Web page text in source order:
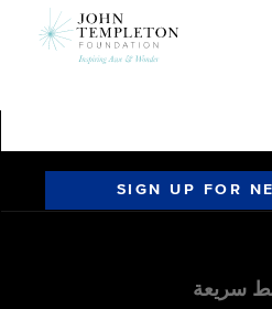
SIGN UP FOR
سريعة